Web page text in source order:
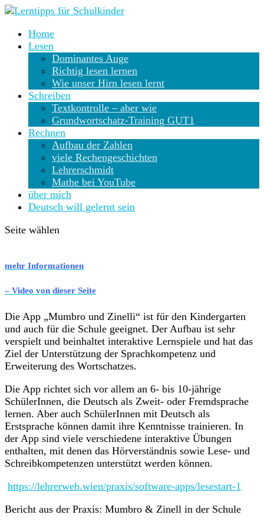
Home
Lesen
Dominantes Auge
Richtig lesen lernen
Wie unser Hirn lesen lernt
Schreiben
Textkontrolle – aber wie
Grundwortschatz-Training GUT1
Rechnen
Aufbau der Zahlen
viele Rechengeschichten
Lehrerschmidt
Mathe bei YouTube
über mich
Deutsch will gelernt sein
Seite wählen
mehr Informationen
– Video von dieser Seite
Die App „Mumbro und Zinelli“ ist für den Kindergarten
und auch für die Schule geeignet. Der Aufbau ist sehr
verspielt und beinhaltet interaktive Lernspiele und hat das
Ziel der Unterstützung der Sprachkompetenz und
Erweiterung des Wortschatzes.
Die App richtet sich vor allem an 6- bis 10-jährige
SchülerInnen, die Deutsch als Zweit- oder Fremdsprache
lernen. Aber auch SchülerInnen mit Deutsch als
Erstsprache können damit ihre Kenntnisse trainieren. In
der App sind viele verschiedene interaktive Übungen
enthalten, mit denen das Hörverständnis sowie Lese- und
Schreibkompetenzen unterstützt werden können.
https://lehrerweb.wien/praxis/software-apps/lesestart-1
Bericht aus der Praxis: Mumbro & Zinell in der Schule